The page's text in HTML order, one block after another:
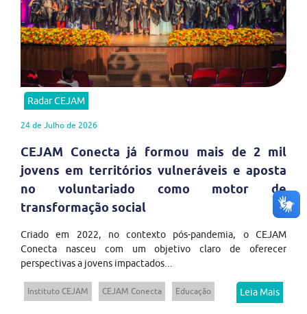
Radar CEJAM
24 de Julho de 2026
CEJAM Conecta já formou mais de 2 mil
jovens em territórios vulneráveis e aposta
no voluntariado como motor de
transformação social
Criado em 2022, no contexto pós-pandemia, o CEJAM
Conecta nasceu com um objetivo claro de oferecer
perspectivas a jovens impactados...
Instituto CEJAM CEJAM Conecta Educação Leia Mais